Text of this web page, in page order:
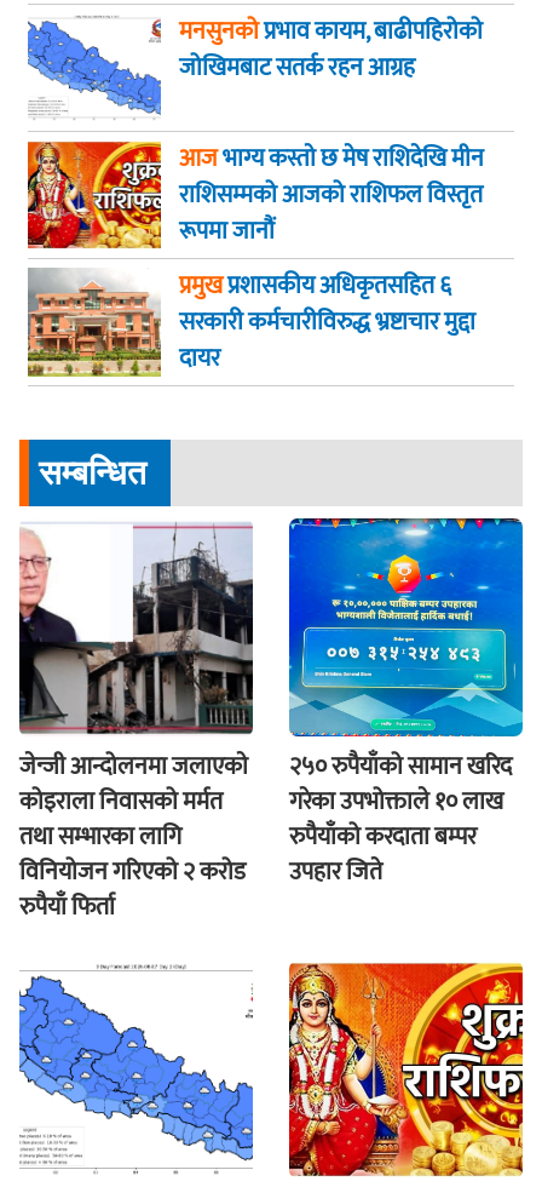
मनसुनकोप्रभाव कायम, बाढीपहिरोको
जोखिमबाट सतर्क रहन आग्रह
आजभाग्य कस्ताे छ मेष राशिदेखि मीन
राशिसम्मको आजको राशिफल विस्तृत
रूपमा जानौं
प्रमुखप्रशासकीय अधिकृतसहित ६
सरकारी कर्मचारीविरुद्ध भ्रष्टाचार मुद्दा
दायर
सम्बन्धित
जेन्जी आन्दोलनमा जलाएकाे
कोइराला निवासको मर्मत
तथा सम्भारका लागि
विनियोजन गरिएको २ करोड
रुपैयाँ फिर्ता
२५० रुपैयाँको सामान खरिद
गरेका उपभोक्ताले १० लाख
रुपैयाँको करदाता बम्पर
उपहार जिते